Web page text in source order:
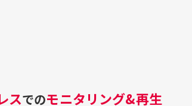
スでのモニタリング&再生